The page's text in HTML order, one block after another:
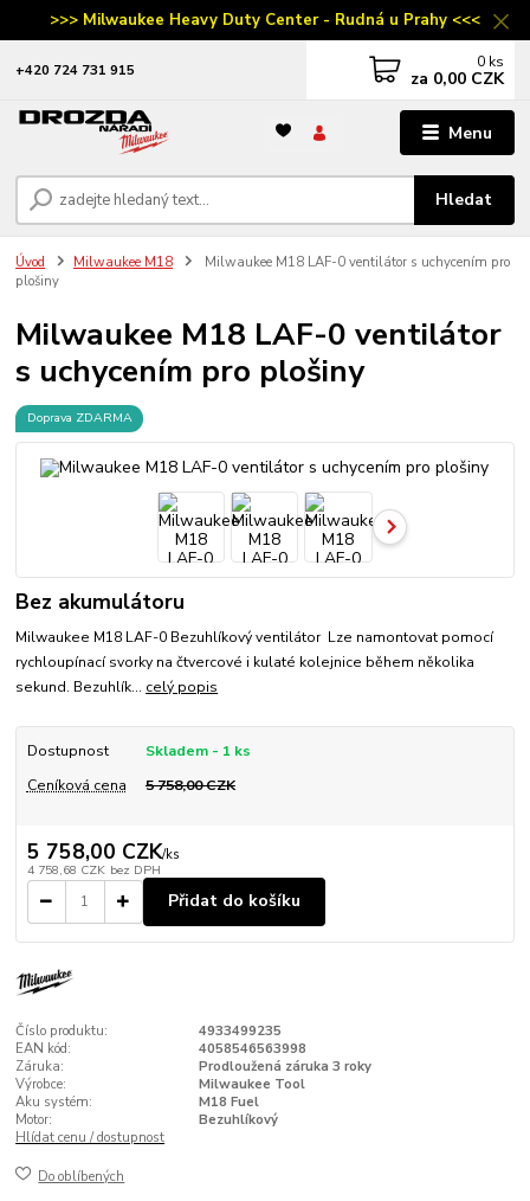
>>> Milwaukee Heavy Duty Center - Rudná u Prahy <<<
Menu
Hledat
‭+420 724 731 915 0 ks
za 0,00 CZK
Úvod Milwaukee M18
Milwaukee M18 LAF-0 ventilátor s uchycením pro
plošiny
Milwaukee M18 LAF-0 ventilátor
s uchycením pro plošiny
Doprava ZDARMA
Bez akumulátoru
Milwaukee M18 LAF-0 Bezuhlíkový ventilátor Lze namontovat pomocí
rychloupínací svorky na čtvercové i kulaté kolejnice během několika
sekund. Bezuhlík... celý popis
Dostupnost
Skladem - 1 ks
Ceníková cena
5 758,00 CZK
5 758,00 CZK/ks
4 758,68 CZK bez DPH
Přidat do košíku
Číslo produktu:
4933499235
EAN kód:
4058546563998
Záruka:
Prodloužená záruka 3 roky
Výrobce:
Milwaukee Tool
Aku systém:
M18 Fuel
Motor:
Bezuhlíkový
Hlídat cenu / dostupnost
Do oblíbených